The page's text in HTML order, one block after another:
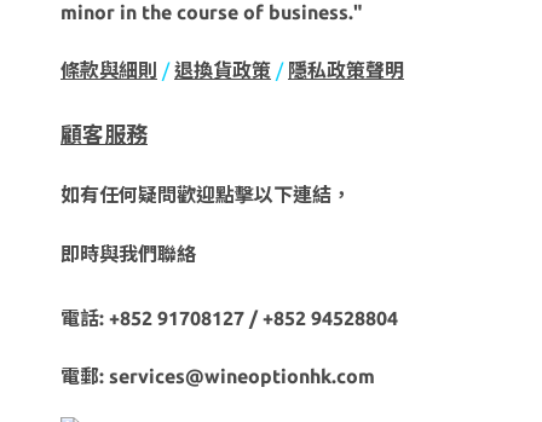
minor in the course of business."
條款與細則 /退換貨政策 / 隱私政策聲明
顧客服務
如有任何疑問歡迎點擊以下連結，
即時與我們聯絡
電話: +852 91708127 / +852 94528804
電郵: services@wineoptionhk.com